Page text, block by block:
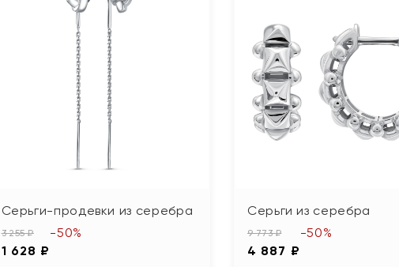
Серьги-продевки из серебра
3 255 ₽
1 628 ₽
-50%
Серьги из серебра
9 773 ₽
4 887 ₽
-50%